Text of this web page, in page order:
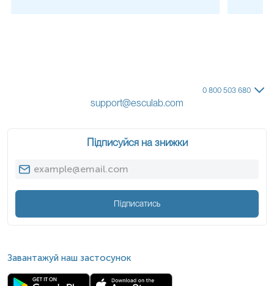
0 800 503 680
support@esculab.com
Підписуйся на знижки
Підписатись
Завантажуй наш застосунок